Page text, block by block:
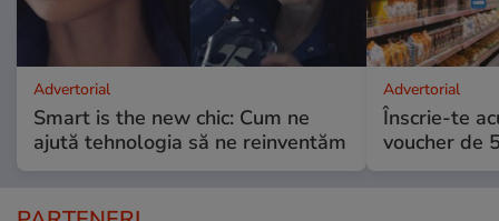
Advertorial
Smart is the new chic: Cum ne
ajută tehnologia să ne reinventăm
Advertorial
Înscrie-te
voucher de